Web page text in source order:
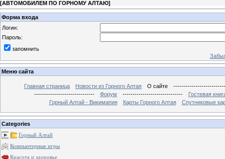
[АВТОМОБИЛЕМ ПО ГОРНОМУ АЛТАЮ]
Форма входа
Логин:
Пароль:
запомнить
Меню сайта
Главная страница Новости из Горного Алтая О сайте
------------------------------
Форум ------------------------------
Гостевая
Горный Алтай - Викимапия
Карты Горного Алтая Спутниковые
Categories
Горный Алтай
Компьютерные игры
Красота и здоровье